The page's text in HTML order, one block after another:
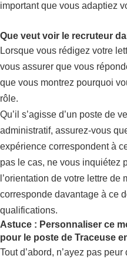
important que vous adaptiez
Que veut voir le recruteur
Lorsque vous rédigez votre
vous assurer que vous
que vous montrez pourquoi
rôle.
Qu’il s’agisse d’un poste de
administratif, assurez-vous
expérience correspondent à
pas le cas, ne vous inquiétez
l’orientation de votre lettre de
corresponde davantage à ce
qualifications.
Astuce : Personnaliser ce
pour le poste de Traceuse
Tout d’abord, n’ayez pas